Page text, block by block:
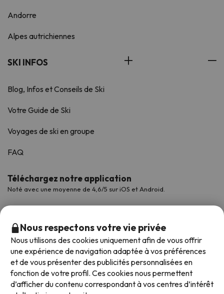
Andorre
Alpes autrichiennes
SKI INFOS
Blog, Infos et Conseils de Ski
Votre Guide de Ski
Voyages de ski en groupe
FAQ
Téléchargez notre application
Noté avec une moyenne de 4,6/5 sur iOS et Android.
Nous respectons votre vie privée
Nous utilisons des cookies uniquement afin de vous offrir
une expérience de navigation adaptée à vos préférences
et de vous présenter des publicités personnalisées en
fonction de votre profil. Ces cookies nous permettent
d’afficher du contenu correspondant à vos centres d’intérêt